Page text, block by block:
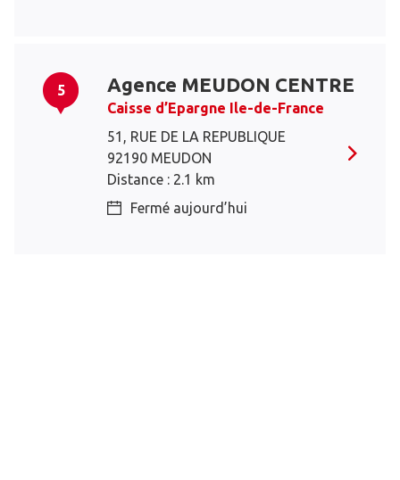
5 Agence MEUDON CENTRE
Caisse d’Epargne Ile-de-France
51, RUE DE LA REPUBLIQUE
92190 MEUDON
Distance : 2.1 km
Fermé aujourd’hui